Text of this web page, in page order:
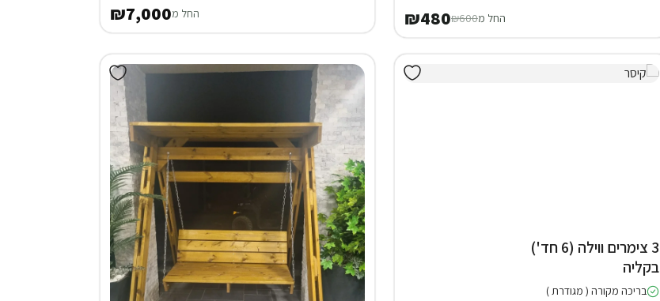
החל מ₪600
₪480 החל מ₪7,000
3 צימרים ווילה (6 חד')
בקליה
בריכה מקורה ( מגודרת )